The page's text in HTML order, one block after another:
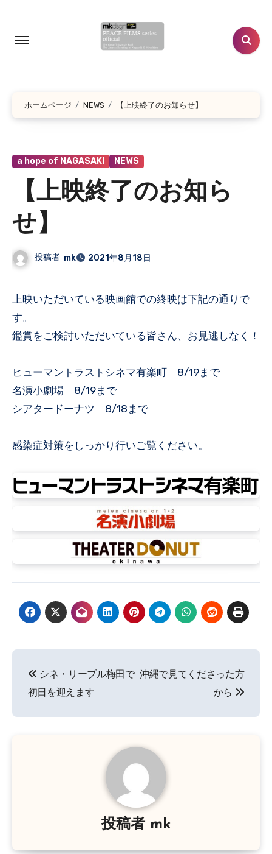
ホームページ NEWS 【上映終了のお知らせ】
a hope of NAGASAKI NEWS
【上映終了のお知ら
せ】
投稿者 mk 2021年8月18日
上映いただいている映画館での終映は下記の通りで
す。
鑑賞をご検討いただいている皆さん、お見逃しなく！
ヒューマントラストシネマ有楽町 8/19まで
名演小劇場 8/19まで
シアタードーナツ 8/18まで
感染症対策をしっかり行いご覧ください。
稿
ナ
シネ・リーブル梅田で
初日を迎えます
沖縄で見てくださった方
から
投稿者 mk